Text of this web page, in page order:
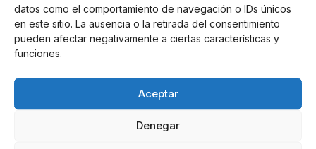
datos como el comportamiento de navegación o IDs únicos
en este sitio. La ausencia o la retirada del consentimiento
pueden afectar negativamente a ciertas características y
funciones.
Aceptar
Denegar
María De Las Nieves Fernández
Aguilera
Noticias relacionadas
Mejores Cripto Casinos Online en